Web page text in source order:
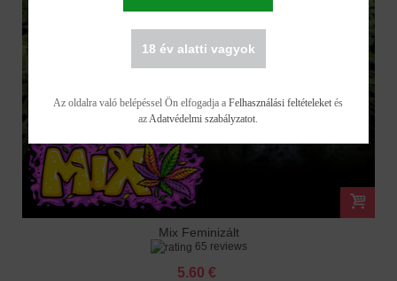
Mix Feminizált
65 reviews
5.60 €
18 év alatti vagyok
Az oldalra való belépéssel Ön elfogadja aFelhasználási feltételeket és
azAdatvédelmi szabályzatot.